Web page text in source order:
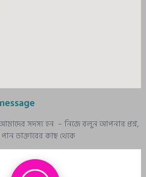
সদস্য হন – নিজে বলুন আপনার প্রশ্ন,
ডাক্তারের কাছ থেকে